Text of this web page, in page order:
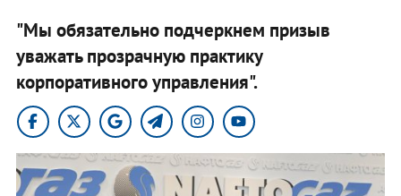
"Мы обязательно подчеркнем призыв
уважать прозрачную практику
корпоративного управления".